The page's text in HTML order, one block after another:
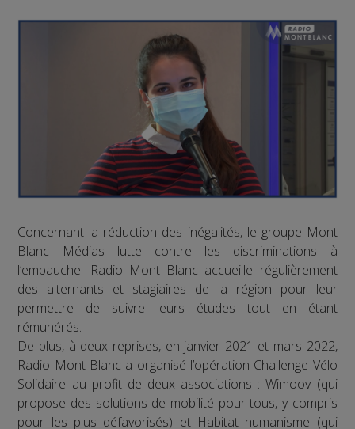
Concernant la réduction des inégalités, le groupe Mont
Blanc Médias lutte contre les discriminations à
l’embauche. Radio Mont Blanc accueille régulièrement
des alternants et stagiaires de la région pour leur
permettre de suivre leurs études tout en étant
rémunérés.
De plus, à deux reprises, en janvier 2021 et mars 2022,
Radio Mont Blanc a organisé l’opération Challenge Vélo
Solidaire au profit de deux associations : Wimoov (qui
propose des solutions de mobilité pour tous, y compris
pour les plus défavorisés) et Habitat humanisme (qui